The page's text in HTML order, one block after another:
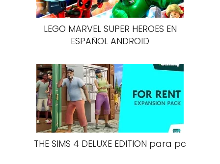
LEGO MARVEL SUPER HEROES EN
ESPAÑOL ANDROID
THE SIMS 4 DELUXE EDITION para pc